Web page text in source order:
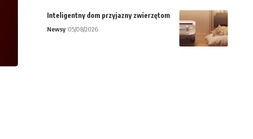
Inteligentny dom przyjazny zwierzętom
Newsy 05/08/2026